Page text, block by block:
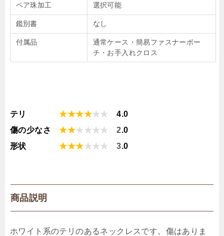
ペア珠加工 選択可能
鑑別書 なし
付属品
通常ケース・簡易ファスナーポー
チ・お手入れクロス
テリ ★★★★★★
4.0
傷の少なさ
★★★★★★ 2.0
形状
★★★★★★ 3.0
商品説明
ホワイト系のテリのあるネックレスです。傷はありま